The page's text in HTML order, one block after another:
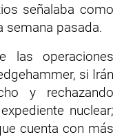
señalaba como
semana pasada.
las operaciones
si Irán
y rechazando
nuclear;
cuenta con más